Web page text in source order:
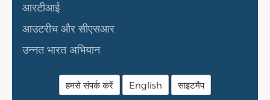
आरटीआई
आउटरीच और सीएसआर
उन्नत भारत अभियान
हमसे संपर्क करें English साइटमैप